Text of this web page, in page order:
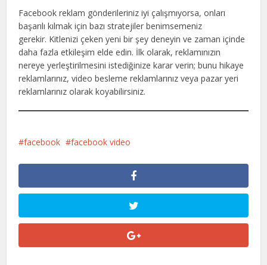
Facebook reklam gönderileriniz iyi çalışmıyorsa, onları
başarılı kılmak için bazı stratejiler benimsemeniz
gerekir. Kitlenizi çeken yeni bir şey deneyin ve zaman içinde
daha fazla etkileşim elde edin. İlk olarak, reklamınızın
nereye yerleştirilmesini istediğinize karar verin; bunu hikaye
reklamlarınız, video besleme reklamlarınız veya pazar yeri
reklamlarınız olarak koyabilirsiniz.
facebook facebook video